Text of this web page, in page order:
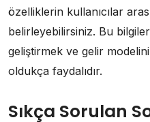
özelliklerin kullanıcılar
belirleyebilirsiniz. Bu
geliştirmek ve gelir
oldukça faydalıdır.
Sıkça Sorulan